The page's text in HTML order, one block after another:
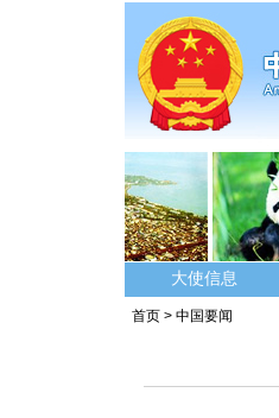
大使信息
首页 > 中国要闻